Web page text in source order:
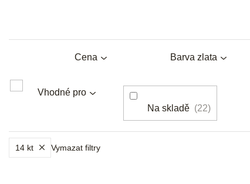
Barva zlata
Vhodné pro
Cena
Na skladě 22
14 kt Vymazat filtry